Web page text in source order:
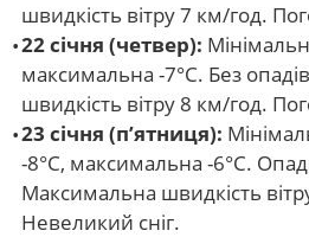
швидкість вітру 7 км/год.
22 січня (четвер):
максимальна -7°C. Без
швидкість вітру 8 км/год.
23 січня (п’ятниця):
-8°C, максимальна -6°C.
Максимальна швидкість
Невеликий сніг.